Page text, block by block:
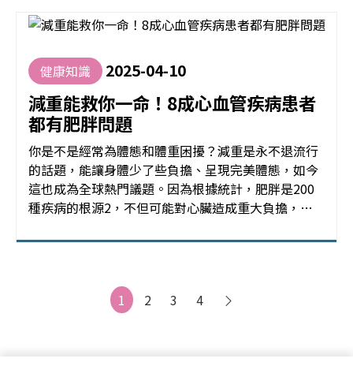
中最新的 一週一次腸泌素針劑 成為許多人的減重新選
健康知識
2025-04-10
減重能救你一命！8成心血管疾病患者
都有肥胖問題
你是不是經常為體態和體重困擾？減重是永不退流行
的話題，能讓身體少了些負擔、呈現完美體態，如今
這也成為全球熱門議題。因為根據統計，肥胖是200
種疾病的根源2，不但可能對心臟造成重大負擔，有
章將帶大家破除患病危機，找回健康自信！
1 2 3 4